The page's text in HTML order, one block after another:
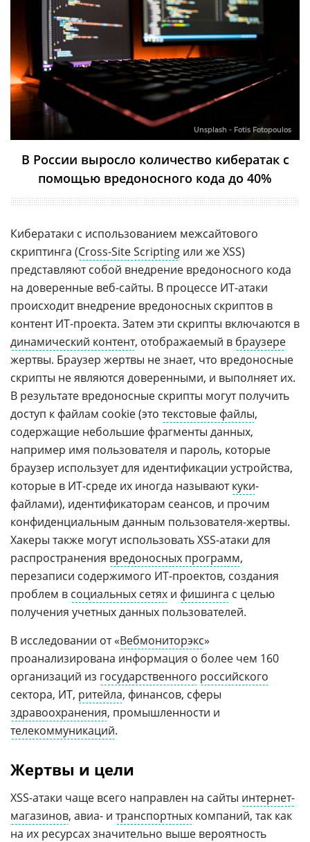
Unsplash - Fotis Fotopoulos
В России выросло количество кибератак с
помощью вредоносного кода до 40%
Кибератаки с использованием межсайтового
скриптинга (Cross-Site Scripting или же XSS)
представляют собой внедрение вредоносного кода
на доверенные веб-сайты. В процессе ИТ-атаки
происходит внедрение вредоносных скриптов в
контент ИТ-проекта. Затем эти скрипты включаются в
динамический контент, отображаемый в браузере
жертвы. Браузер жертвы не знает, что вредоносные
скрипты не являются доверенными, и выполняет их.
В результате вредоносные скрипты могут получить
доступ к файлам cookie (это текстовые файлы,
содержащие небольшие фрагменты данных,
например имя пользователя и пароль, которые
браузер использует для идентификации устройства,
которые в ИТ-среде их иногда называюткуки-
файлами), идентификаторам сеансов, и прочим
конфиденциальным данным пользователя-жертвы.
Хакеры также могут использовать XSS-атаки для
распространения вредоносных программ,
перезаписи содержимого ИТ-проектов, создания
проблем в социальных сетях и фишинга с целью
получения учетных данных пользователей.
В исследовании от «Вебмониторэкс»
проанализирована информация о более чем 160
организаций из государственного российского
сектора, ИТ, ритейла, финансов, сферы
здравоохранения, промышленности и
телекоммуникаций.
Жертвы и цели
XSS-атаки чаще всего направлен на сайты интернет-
магазинов, авиа- и транспортных компаний, так как
на их ресурсах значительно выше вероятность